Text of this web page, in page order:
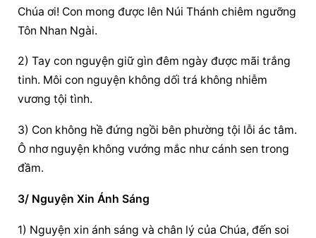
Chúa ơi! Con mong được lên Núi Thánh chiêm ngưỡng
Tôn Nhan Ngài.
2) Tay con nguyện giữ gìn đêm ngày được mãi trắng
tinh. Môi con nguyện không dối trá không nhiễm
vương tội tình.
3) Con không hề đứng ngồi bên phường tội lỗi ác tâm.
Ô nhơ nguyện không vướng mắc như cánh sen trong
đầm.
3/ Nguyện Xin Ánh Sáng
1) Nguyện xin ánh sáng và chân lý của Chúa, đến soi